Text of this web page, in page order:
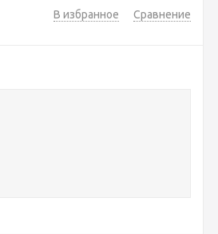
В избранное Сравнение